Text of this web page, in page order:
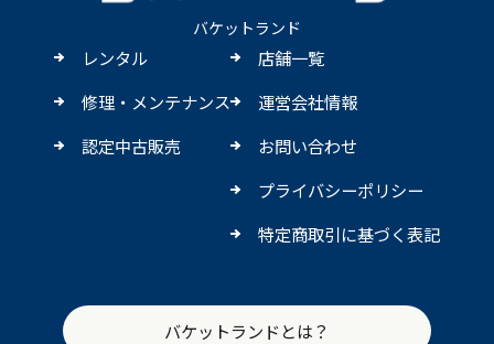
バケットランド
レンタル
修理・メンテナンス
認定中古販売
店舗一覧
運営会社情報
お問い合わせ
プライバシーポリシー
特定商取引に基づく表記
バケットランドとは？